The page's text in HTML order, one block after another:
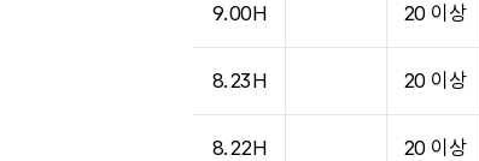
9.00H 20 이상
8.23H 20 이상
8.22H 20 이상